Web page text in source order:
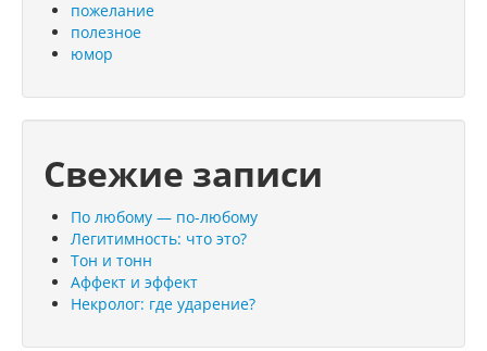
пожелание
полезное
юмор
Свежие записи
По любому — по-любому
Легитимность: что это?
Тон и тонн
Аффект и эффект
Некролог: где ударение?